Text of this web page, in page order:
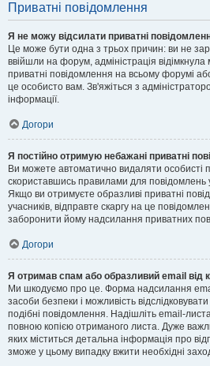
Приватні повідомлення
Я не можу відсилати приватні
Це може бути одна з трьох причин: ви не
ввійшли на форум, адміністрація
приватні повідомлення на всьому форумі
це особисто вам. Зв'яжіться з
інформації.
Догори
Я постійно отримую небажані приватні
Ви можете автоматично видаляти особисті
скориставшись правилами для повідомлень
Якщо ви отримуєте образливі приватні
учасників, відправте скаргу на це
заборонити йому надсилання приватних
Догори
Я отримав спам або образливий email від
Ми шкодуємо про це. Форма надсилання
засоби безпеки і можливість
подібні повідомлення. Надішліть email-
повною копією отриманого листа. Дуже
яких міститься детальна інформація про
зможе у цьому випадку вжити необхідні